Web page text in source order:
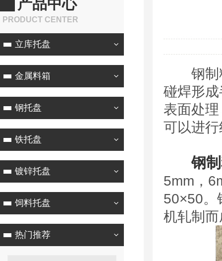
产品中心
PRODUCT CENTER
立库托盘
金属料箱
钢托盘
铁托盘
镀锌托盘
饲料托盘
热门推荐
钢制料
碰焊形
表面处
可以进
钢
5mm，
50×50。
机轧制